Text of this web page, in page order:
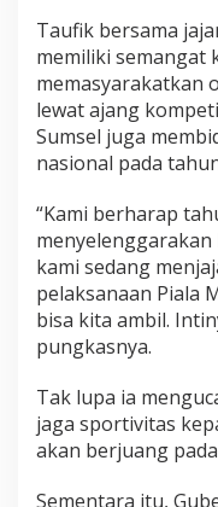
Taufik bersama
memiliki semangat
memasyarakatkan
lewat ajang
Sumsel juga
nasional pada
“Kami berharap
menyelenggarakan
kami sedang
pelaksanaan Piala
bisa kita ambil.
pungkasnya.
Tak lupa ia
jaga sportivitas
akan berjuang
Sementara itu,